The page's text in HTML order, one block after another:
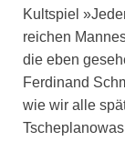
Kultspiel
reichen
die eben
Ferdinand
wie wir alle